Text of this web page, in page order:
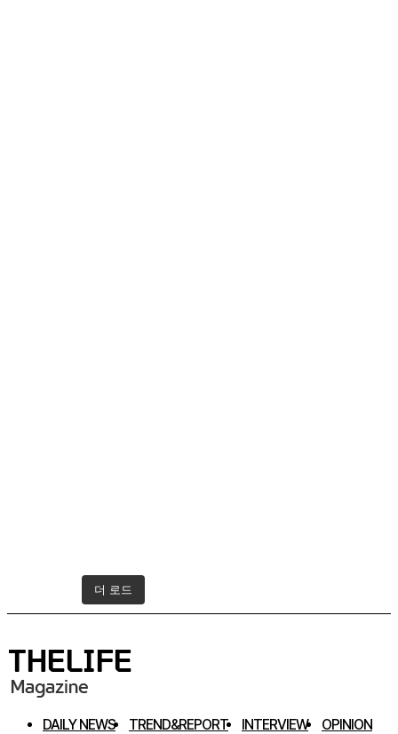
더 로드
DAILY NEWS TREND&REPORT INTERVIEW OPINION